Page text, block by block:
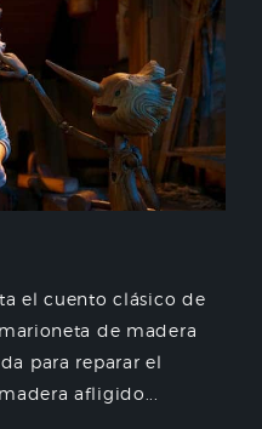
el cuento clásico de
de madera
para reparar el
afligido...